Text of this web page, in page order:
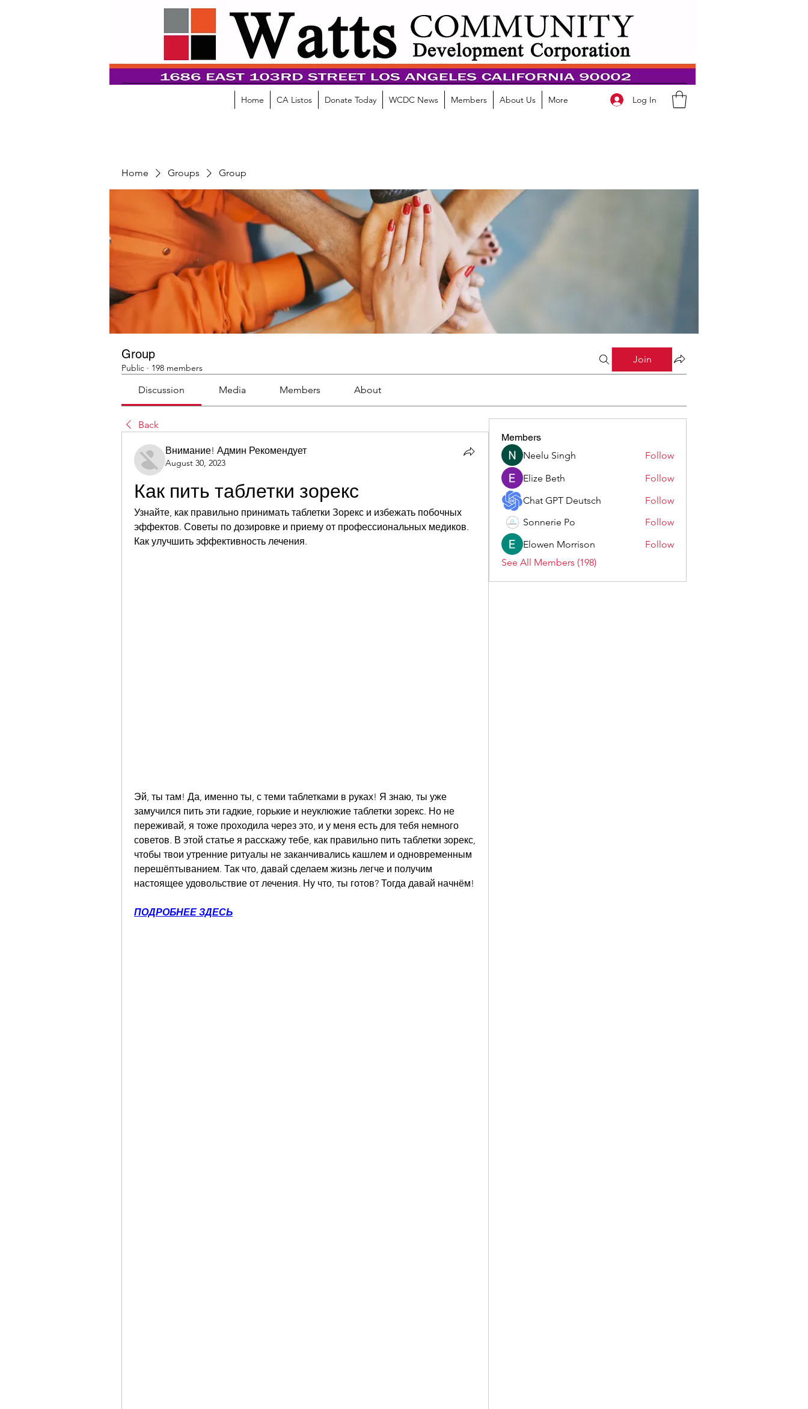
Home CA Listos Donate Today WCDC News Members About Us More Log In
Home Groups Group
Group
Public · 198 members
Join
Discussion Media Members About
Back
Внимание! Админ Рекомендует
August 30, 2023
Как пить таблетки зорекс
Узнайте, как правильно принимать таблетки Зорекс и избежать побочных
эффектов. Советы по дозировке и приему от профессиональных медиков.
Как улучшить эффективность лечения.
Эй, ты там! Да, именно ты, с теми таблетками в руках! Я знаю, ты уже
замучился пить эти гадкие, горькие и неуклюжие таблетки зорекс. Но не
переживай, я тоже проходила через это, и у меня есть для тебя немного
советов. В этой статье я расскажу тебе, как правильно пить таблетки зорекс,
чтобы твои утренние ритуалы не заканчивались кашлем и одновременным
перешёптыванием. Так что, давай сделаем жизнь легче и получим
настоящее удовольствие от лечения. Ну что, ты готов? Тогда давай начнём!
ПОДРОБНЕЕ ЗДЕСЬ
Members
Neelu Singh
Follow
Elize Beth
Follow
Chat GPT Deutsch
Follow
Sonnerie Po
Follow
Elowen Morrison
Follow
See All Members (198)